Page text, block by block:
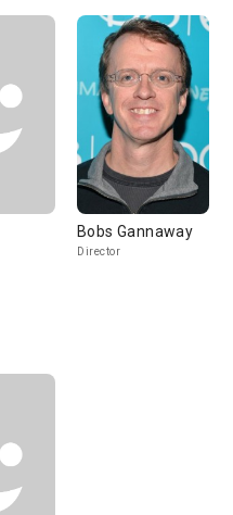
Bobs Gannaway
Director